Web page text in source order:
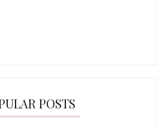
POSTS